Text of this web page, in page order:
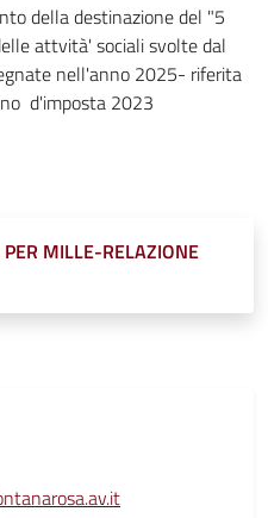
della destinazione del "5
attvità' sociali svolte dal
nell'anno 2025- riferita
d'imposta 2023
MILLE-RELAZIONE